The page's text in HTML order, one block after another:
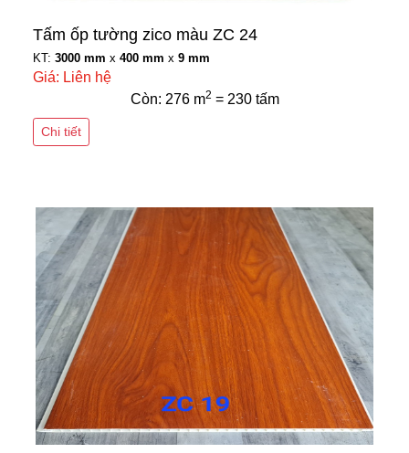
Tấm ốp tường zico màu ZC 24
KT: 3000 mm x 400 mm x 9 mm
Giá: Liên hệ
Còn: 276 m2 = 230 tấm
Chi tiết